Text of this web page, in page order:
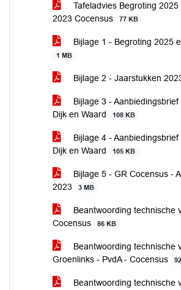
Tafeladvies Begroting
2023 Cocensus
77 KB
Bijlage 1 - Begroting 2025
1 MB
Bijlage 2 - Jaarstukken
Bijlage 3 -
Dijk en Waard
108 KB
Bijlage 4 -
Dijk en Waard
105 KB
Bijlage 5 - GR Cocensus -
2023
3 MB
Beantwoording technische
Cocensus
86 KB
Beantwoording technische
Groenlinks - PvdA - Cocensus
Beantwoording technische